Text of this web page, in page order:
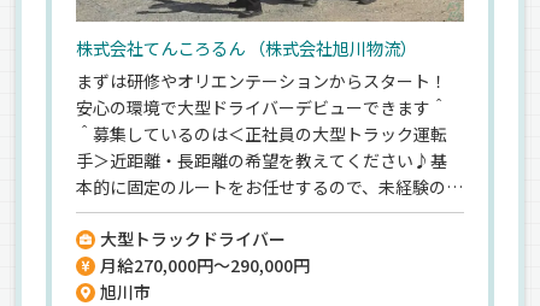
株式会社てんころるん （株式会社旭川物流）
まずは研修やオリエンテーションからスタート！
安心の環境で大型ドライバーデビューできます＾
＾募集しているのは＜正社員の大型トラック運転
手＞近距離・長距離の希望を教えてください♪基
本的に固定のルートをお任せするので、未経験の方
でも覚えやすいですよ◎＼日勤or夜勤選べる／
「こんな時間で働ける？」など、まずはお問い合わ
せだけでも大歓迎です！
大型トラックドライバー
月給270,000円～290,000円
旭川市